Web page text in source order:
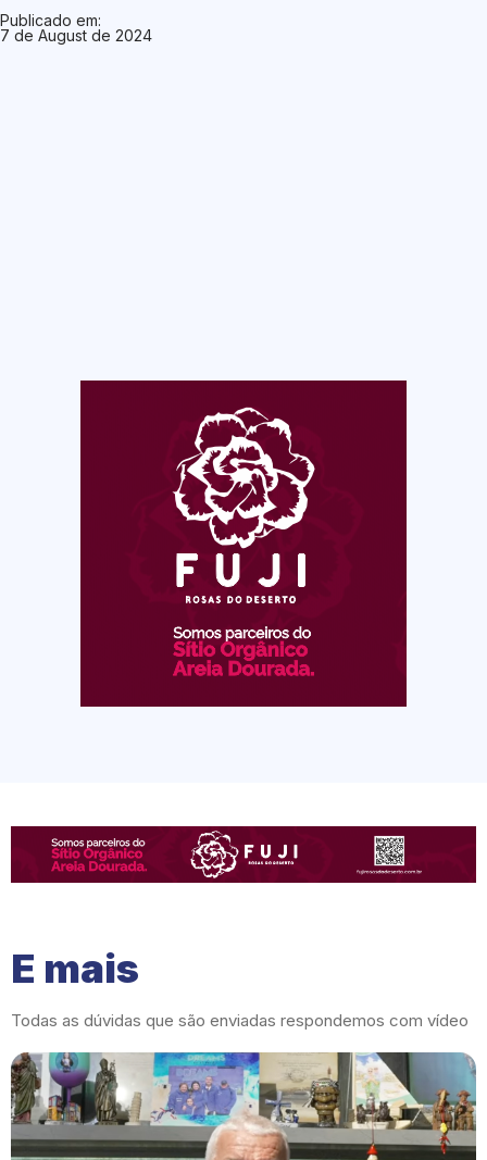
Publicado em:
7 de August de 2024
E mais
Todas as dúvidas que são enviadas respondemos com vídeo